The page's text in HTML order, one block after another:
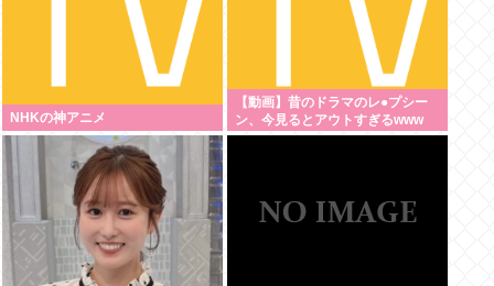
NHKの神アニメ
【動画】昔のドラマのレ●プシー
ン、今見るとアウトすぎるwww